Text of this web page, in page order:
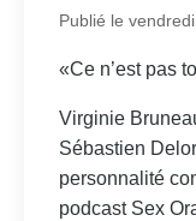
Publié le
«Ce n’est pas
Virginie
Sébastien
personnalité
podcast Sex